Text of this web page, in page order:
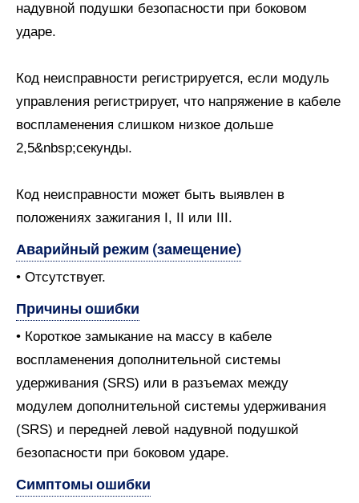
надувной подушки безопасности при боковом
ударе.
Код неисправности регистрируется, если модуль
управления регистрирует, что напряжение в кабеле
воспламенения слишком низкое дольше
2,5&nbsp;секунды.
Код неисправности может быть выявлен в
положениях зажигания I, II или III.
Аварийный режим (замещение)
• Отсутствует.
Причины ошибки
• Короткое замыкание на массу в кабеле
воспламенения дополнительной системы
удерживания (SRS) или в разъемах между
модулем дополнительной системы удерживания
(SRS) и передней левой надувной подушкой
безопасности при боковом ударе.
Симптомы ошибки